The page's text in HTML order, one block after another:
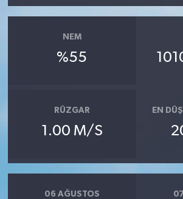
NEM
%55
RÜZGAR
1.00 M/S
EN
06 AĞUSTOS